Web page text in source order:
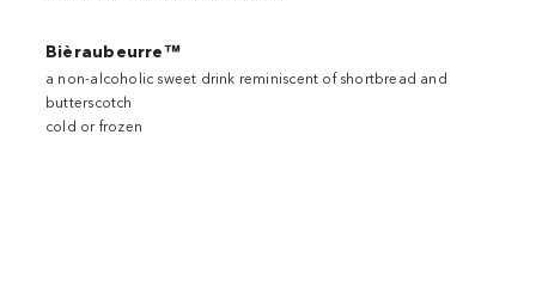
Bièraubeurre™
a non-alcoholic sweet drink reminiscent of shortbread and
butterscotch
cold or frozen